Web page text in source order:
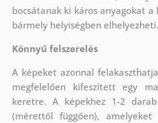
bocsátanak ki káros anyagokat a
bármely helyiségben elhelyezheti.
Könnyű felszerelés
A képeket azonnal
megfelelően kifeszített egy
keretre. A képekhez 1-2
(mérettől függően),